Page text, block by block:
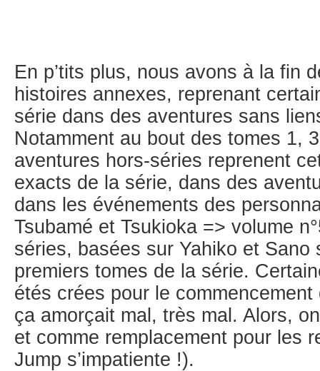
En p’tits plus, nous avons à la fin
histoires annexes, reprenant
série dans des aventures sans
Notamment au bout des tomes 1,
aventures hors-séries reprenent
exacts de la série, dans des
dans les événements des
Tsubamé et Tsukioka => volume
séries, basées sur Yahiko et Sano
premiers tomes de la série.
étés crées pour le
ça amorçait mal, très mal. Alors,
et comme remplacement pour les
Jump s’impatiente !).